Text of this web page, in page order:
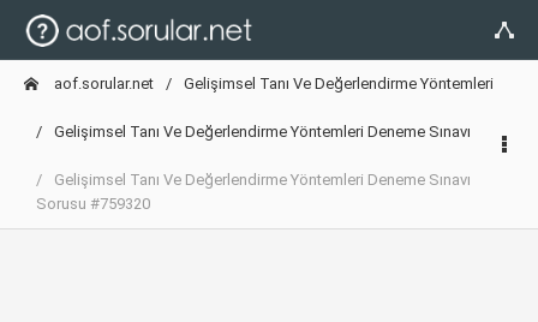
aof.sorular.net Gelişimsel Tanı Ve Değerlendirme Yöntemleri
Gelişimsel Tanı Ve Değerlendirme Yöntemleri Deneme Sınavı
Gelişimsel Tanı Ve Değerlendirme Yöntemleri Deneme Sınavı
Sorusu #759320